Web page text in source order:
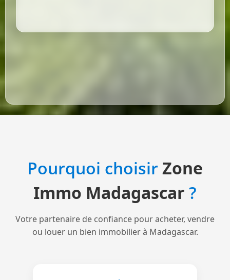
Pourquoi choisirZone
Immo Madagascar ?
Votre partenaire de confiance pour acheter, vendre
ou louer un bien immobilier à Madagascar.